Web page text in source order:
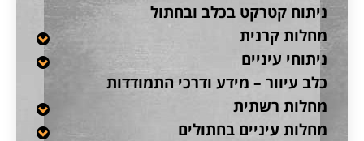
ניתוח קטרקט בכלב ובחתול
מחלות קרנית
ניתוחי עיניים
כלב עיוור – מידע ודרכי התמודדות
מחלות רשתית
מחלות עיניים בחתולים